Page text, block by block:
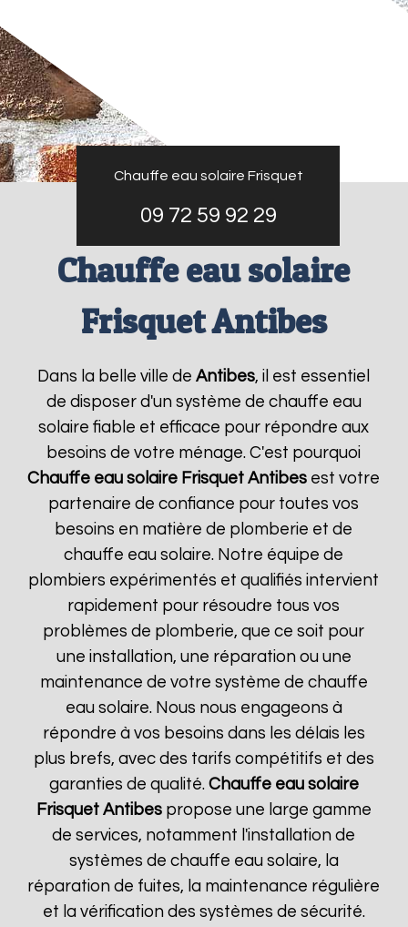
Chauffe eau solaire Frisquet
09 72 59 92 29
Chauffe eau solaire
Frisquet Antibes
Dans la belle ville deAntibes, il est essentiel
de disposer d'un système de chauffe eau
solaire fiable et efficace pour répondre aux
besoins de votre ménage. C'est pourquoi
Chauffe eau solaire Frisquet Antibes est votre
partenaire de confiance pour toutes vos
besoins en matière de plomberie et de
chauffe eau solaire. Notre équipe de
plombiers expérimentés et qualifiés intervient
rapidement pour résoudre tous vos
problèmes de plomberie, que ce soit pour
une installation, une réparation ou une
maintenance de votre système de chauffe
eau solaire. Nous nous engageons à
répondre à vos besoins dans les délais les
plus brefs, avec des tarifs compétitifs et des
garanties de qualité. Chauffe eau solaire
Frisquet Antibespropose une large gamme
de services, notamment l'installation de
systèmes de chauffe eau solaire, la
réparation de fuites, la maintenance régulière
et la vérification des systèmes de sécurité.